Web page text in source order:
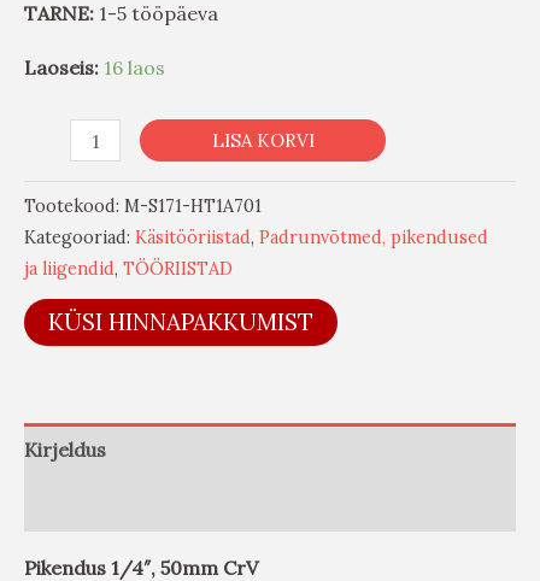
TARNE: 1-5 tööpäeva
Laoseis: 16 laos
LISA KORVI
Tootekood: M-S171-HT1A701
Kategooriad: Käsitööriistad, Padrunvõtmed, pikendused
ja liigendid, TÖÖRIISTAD
KÜSI HINNAPAKKUMIST
Kirjeldus
Pikendus 1/4″, 50mm CrV